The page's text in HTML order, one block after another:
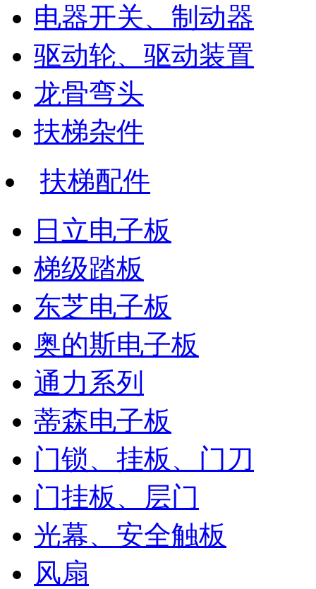
电器开关、制动器
驱动轮、驱动装置
龙骨弯头
扶梯杂件
扶梯配件
日立电子板
梯级踏板
东芝电子板
奥的斯电子板
通力系列
蒂森电子板
门锁、挂板、门刀
门挂板、层门
光幕、安全触板
风扇